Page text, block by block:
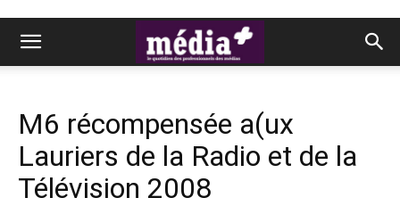
M6 récompensée a(ux
Lauriers de la Radio et de la
Télévision 2008